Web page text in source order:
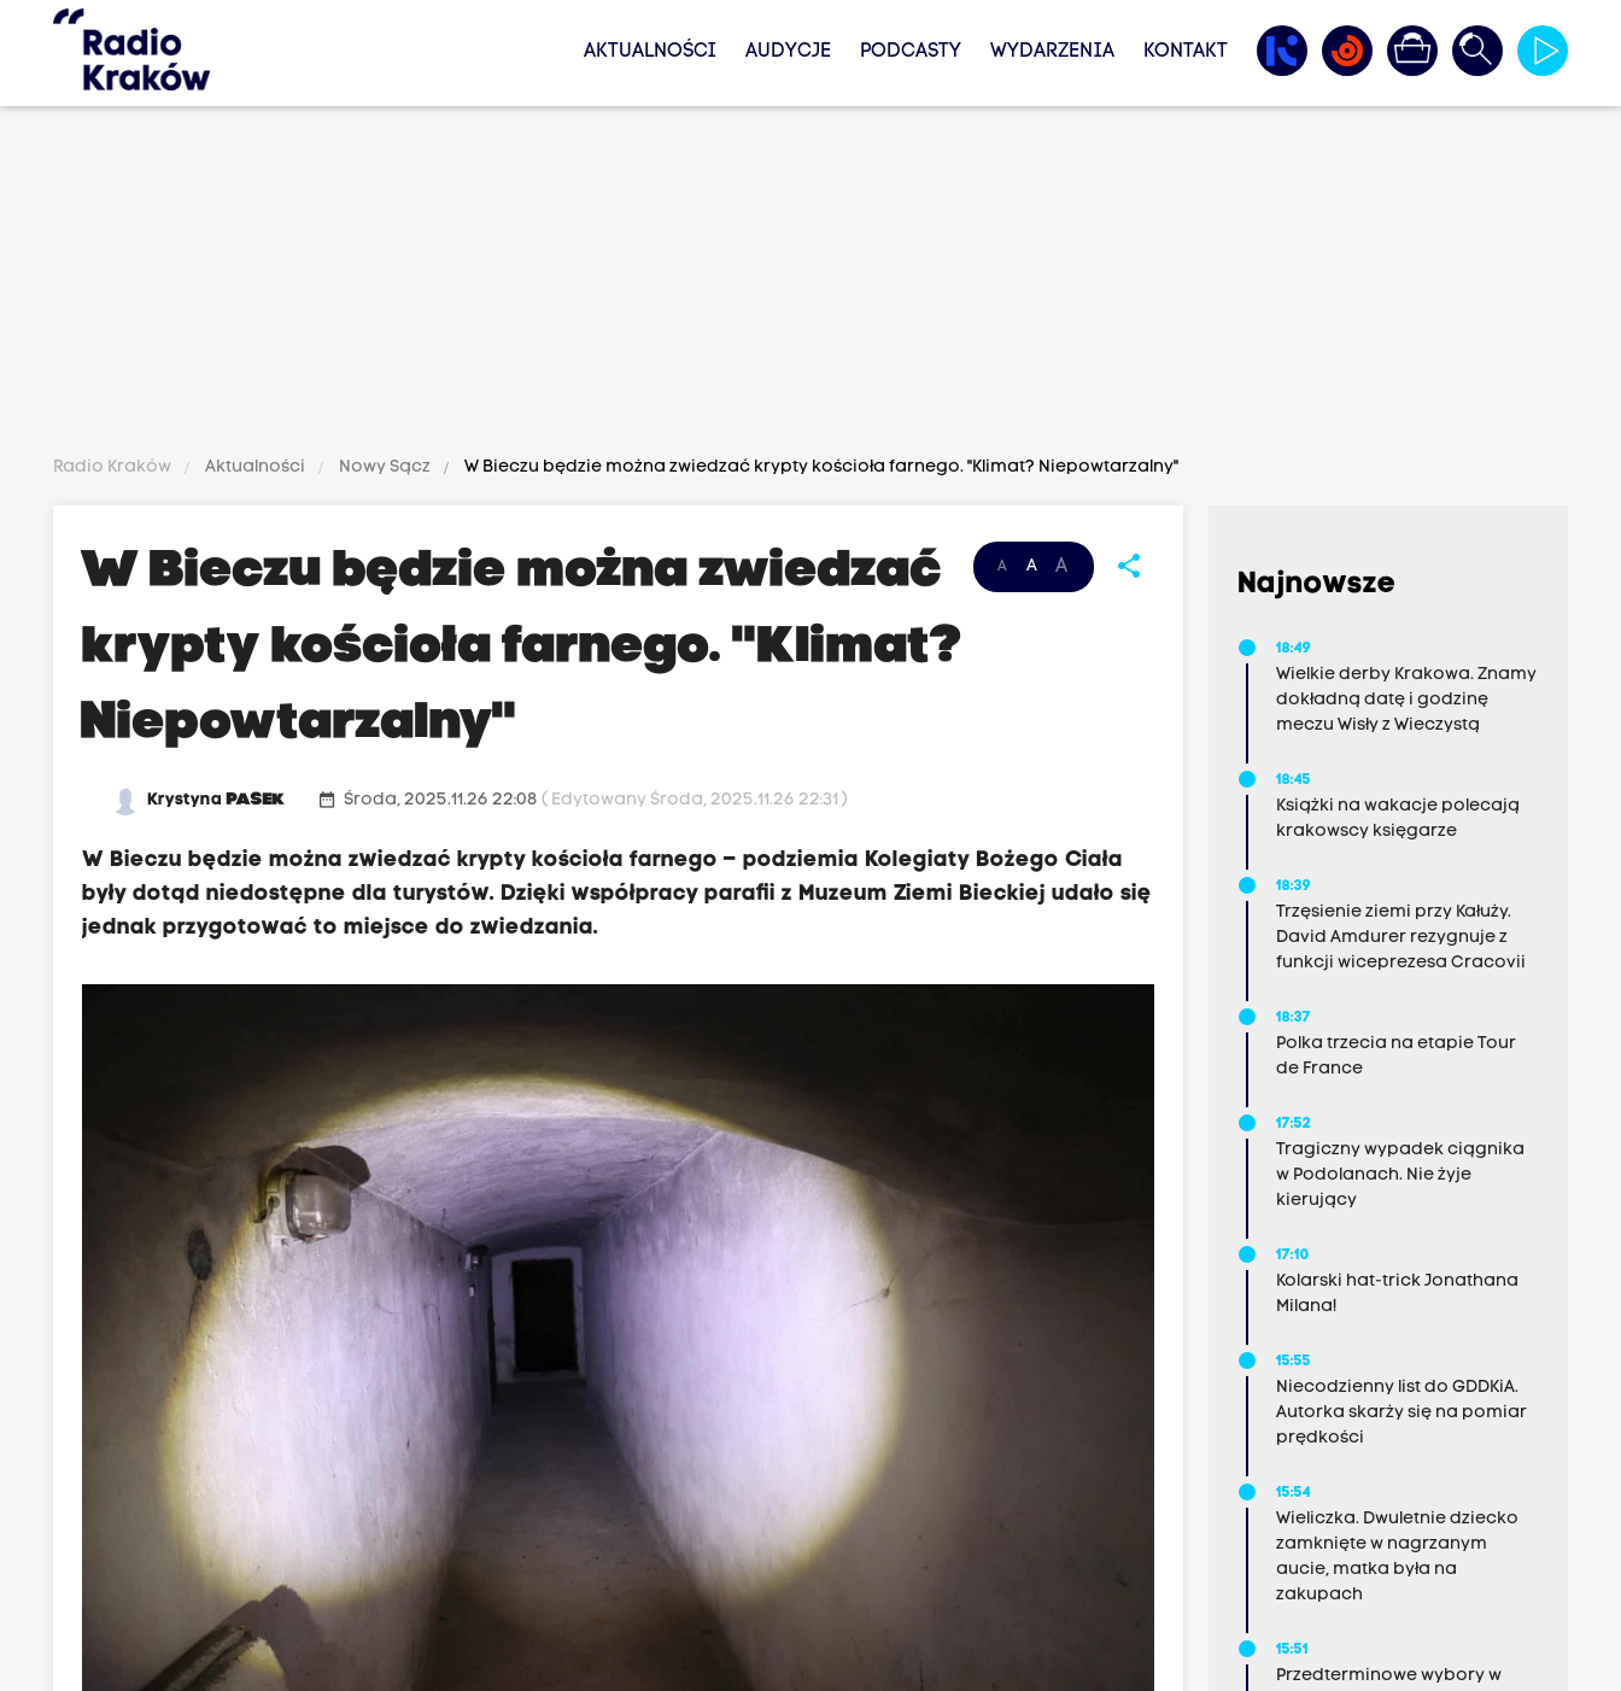
AKTUALNOŚCI AUDYCJE PODCASTY WYDARZENIA KONTAKT
Radio Kraków Aktualności Nowy Sącz W Bieczu będzie można zwiedzać krypty kościoła farnego. "Klimat? Niepowtarzalny"
A A A share
W Bieczu będzie można zwiedzać
krypty kościoła farnego. "Klimat?
Niepowtarzalny"
KrystynaPASEK date_range Środa, 2025.11.26 22:08( Edytowany Środa, 2025.11.26 22:31 )
W Bieczu będzie można zwiedzać krypty kościoła farnego – podziemia Kolegiaty Bożego Ciała
były dotąd niedostępne dla turystów. Dzięki współpracy parafii z Muzeum Ziemi Bieckiej udało się
jednak przygotować to miejsce do zwiedzania.
Najnowsze
18:49
Wielkie derby Krakowa. Znamy
dokładną datę i godzinę
meczu Wisły z Wieczystą
18:45
Książki na wakacje polecają
krakowscy księgarze
18:39
Trzęsienie ziemi przy Kałuży.
David Amdurer rezygnuje z
funkcji wiceprezesa Cracovii
18:37
Polka trzecia na etapie Tour
de France
17:52
Tragiczny wypadek ciągnika
w Podolanach. Nie żyje
kierujący
17:10
Kolarski hat-trick Jonathana
Milana!
15:55
Niecodzienny list do GDDKiA.
Autorka skarży się na pomiar
prędkości
15:54
Wieliczka. Dwuletnie dziecko
zamknięte w nagrzanym
aucie, matka była na
zakupach
15:51
Przedterminowe wybory w